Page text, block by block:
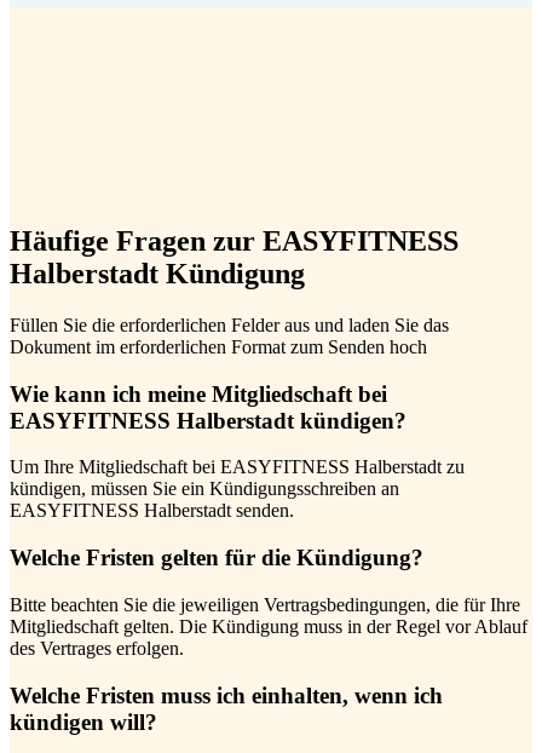
Häufige Fragen zur EASYFITNESS
Halberstadt Kündigung
Füllen Sie die erforderlichen Felder aus und laden Sie das
Dokument im erforderlichen Format zum Senden hoch
Wie kann ich meine Mitgliedschaft bei
EASYFITNESS Halberstadt kündigen?
Um Ihre Mitgliedschaft bei EASYFITNESS Halberstadt zu
kündigen, müssen Sie ein Kündigungsschreiben an
EASYFITNESS Halberstadt senden.
Welche Fristen gelten für die Kündigung?
Bitte beachten Sie die jeweiligen Vertragsbedingungen, die für Ihre
Mitgliedschaft gelten. Die Kündigung muss in der Regel vor Ablauf
des Vertrages erfolgen.
Welche Fristen muss ich einhalten, wenn ich
kündigen will?